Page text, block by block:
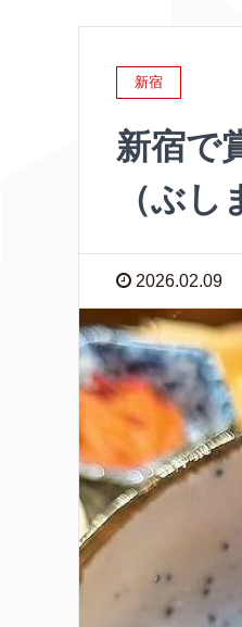
新宿
新宿で
（ぶし
2026.02.09